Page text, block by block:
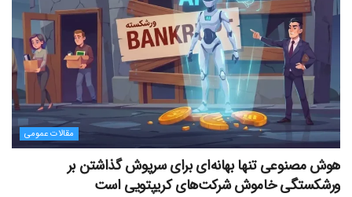
مقالات عمومی
هوش مصنوعی تنها بهانه‌ای برای سرپوش گذاشتن بر
ورشکستگی خاموش شرکت‌های کریپتویی است